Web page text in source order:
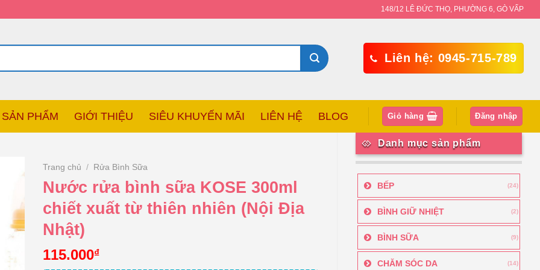
148/12 LÊ ĐỨC THỌ, PHƯỜNG 6, GÒ VẤP
Liên hệ: 0945-715-789
SẢN PHẨM GIỚI THIỆU SIÊU KHUYẾN MÃI LIÊN HỆ BLOG Giỏ hàng Đăng nhập
Danh mục sản phẩm
BẾP (24)
BÌNH GIỮ NHIỆT (2)
BÌNH SỮA (9)
CHĂM SÓC DA (14)
Trang chủ / Rửa Bình Sữa
Nước rửa bình sữa KOSE 300ml
chiết xuất từ thiên nhiên (Nội Địa
Nhật)
115.000₫